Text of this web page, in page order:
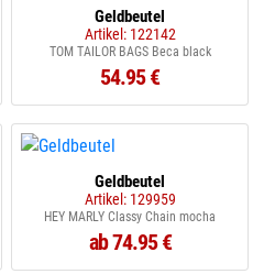
Geldbeutel
Artikel: 122142
TOM TAILOR BAGS Beca black
54.95 €
Geldbeutel
Artikel: 129959
HEY MARLY Classy Chain mocha
ab 74.95 €